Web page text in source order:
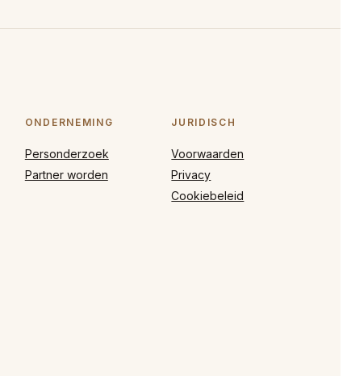
ONDERNEMING
Personderzoek
Partner worden
JURIDISCH
Voorwaarden
Privacy
Cookiebeleid